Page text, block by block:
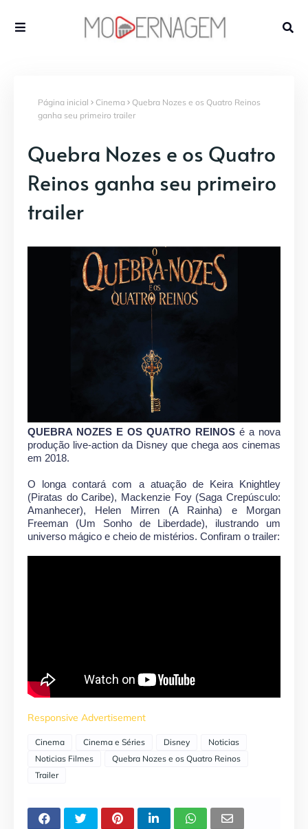
Página inicial Cinema
Quebra Nozes e os Quatro Reinos
ganha seu primeiro trailer
Quebra Nozes e os Quatro
Reinos ganha seu primeiro
trailer
QUEBRA NOZES E OS QUATRO REINOS é a nova
produção live-action da Disney que chega aos cinemas
em 2018.
O longa contará com a atuação de Keira Knightley
(Piratas do Caribe), Mackenzie Foy (Saga Crepúsculo:
Amanhecer), Helen Mirren (A Rainha) e Morgan
Freeman (Um Sonho de Liberdade), ilustrando um
universo mágico e cheio de mistérios. Confiram o trailer:
Responsive Advertisement
Cinema Cinema e Séries Disney
Noticias
Noticias Filmes
Quebra Nozes e os Quatro Reinos
Trailer